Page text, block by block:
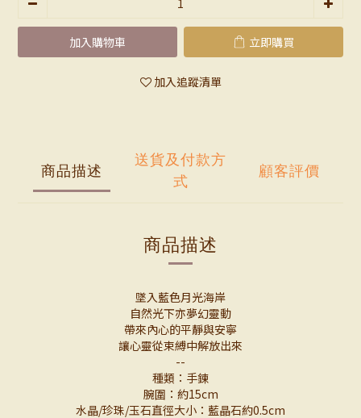
加入購物車 立即購買
加入追蹤清單
商品描述
送貨及付款方
式
顧客評價
商品描述
墜入藍色月光海岸
自然光下亦夢幻靈動
帶來內心的平靜與安寧
讓心靈從束縛中解放出來
--
種類：手鍊
腕圍：約15cm
水晶/珍珠/玉石直徑大小：藍晶石約0.5cm